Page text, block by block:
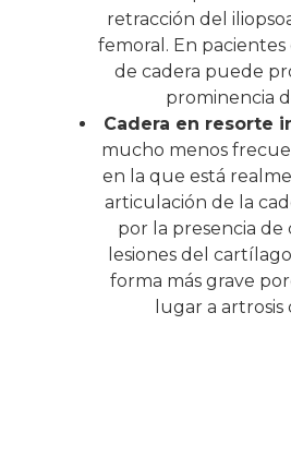
retracción del
femoral. En
de cadera puede
prominencia
Cadera en resorte
mucho menos
en la que está
articulación de la
por la presencia de
lesiones del
forma más grave
lugar a artrosis